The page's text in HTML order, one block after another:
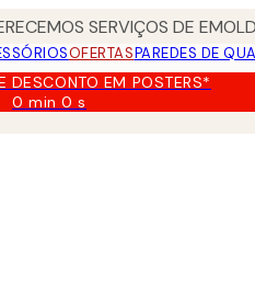
SERVIÇOS DE
OFERTASPAREDES DE
EM POSTERS*
0 min0 s
Válido